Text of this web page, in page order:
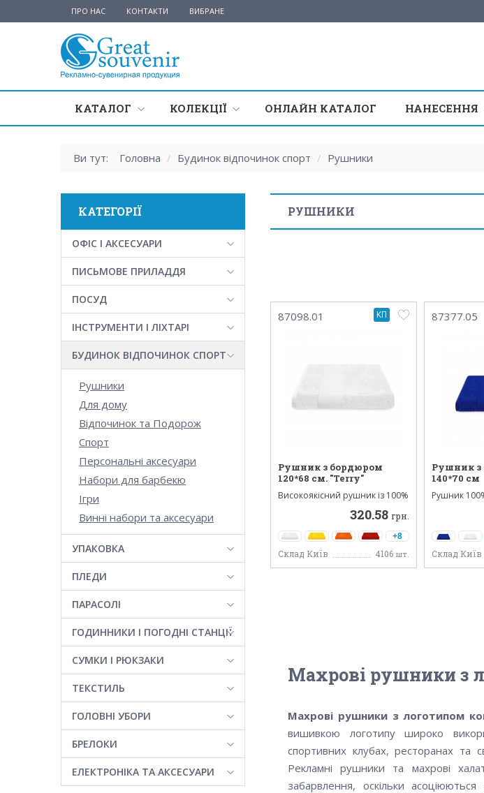
ПРО НАС КОНТАКТИ ВИБРАНЕ
КАТАЛОГ КОЛЕКЦІЇ ОНЛАЙН КАТАЛОГ НАНЕСЕННЯ
Ви тут: Головна / Будинок відпочинок спорт / Рушники
РУШНИКИ
87098.01
Рушник з бордюром
120*68 см. "Terry"
Високоякісний рушник із 100%
бавовни, щільністю 44...
320.58 грн.
+8
Склад Київ 4106 шт.
КП 87377.05
Рушник з
140*70 см
Рушник
рушника:
Склад Київ
Махрові рушники з
Махрові рушники з логотипом
вишивкою логотипу широко
спортивних клубах, ресторанах та
Рекламні рушники та махрові
забарвлення, оскільки
КАТЕГОРІЇ
ОФІС І АКСЕСУАРИ
ПИСЬМОВЕ ПРИЛАДДЯ
ПОСУД
ІНСТРУМЕНТИ І ЛІХТАРІ
БУДИНОК ВІДПОЧИНОК СПОРТ
Рушники
Для дому
Відпочинок та Подорож
Спорт
Персональні аксесуари
Набори для барбекю
Ігри
Винні набори та аксесуари
УПАКОВКА
ПЛЕДИ
ПАРАСОЛІ
ГОДИННИКИ І ПОГОДНІ СТАНЦІЇ
СУМКИ І РЮКЗАКИ
ТЕКСТИЛЬ
ГОЛОВНІ УБОРИ
БРЕЛОКИ
ЕЛЕКТРОНІКА ТА АКСЕСУАРИ